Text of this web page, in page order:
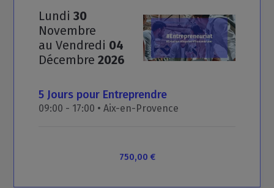
Lundi30
Novembre
au Vendredi 04
Décembre2026
5 Jours pour Entreprendre
09:00 - 17:00 •Aix-en-Provence
750,00 €